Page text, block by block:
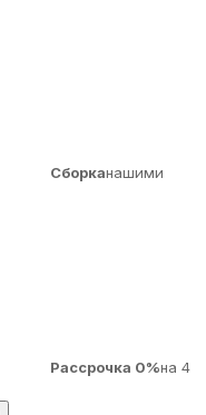
Сборканашими
Рассрочка 0%на 4